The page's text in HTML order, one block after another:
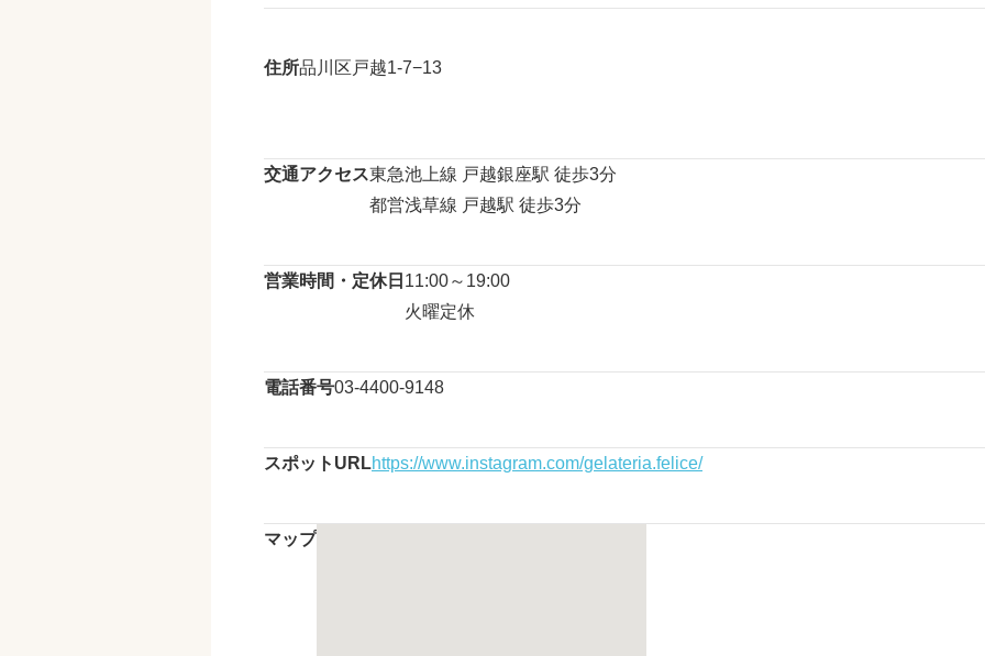
住所品川区戸越1-7−13
交通アクセス東急池上線 戸越銀座駅 徒歩3分
都営浅草線 戸越駅 徒歩3分
営業時間・定休日 11:00～19:00
火曜定休
電話番号03-4400-9148
スポットURLhttps://www.instagram.com/gelateria.felice/
マップ